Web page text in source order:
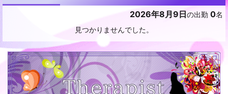
2026年8月9日の出勤 0名
見つかりませんでした。